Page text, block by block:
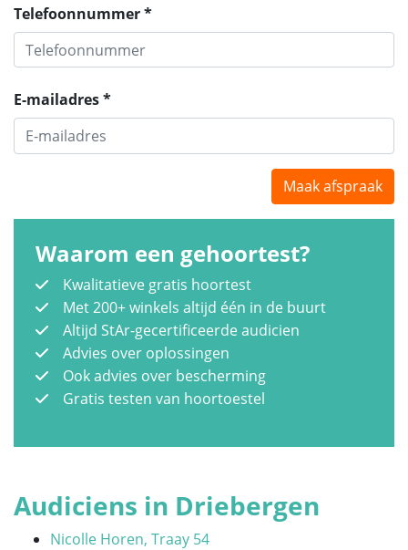
Telefoonnummer *
E-mailadres *
Maak afspraak
Waarom een gehoortest?
Kwalitatieve gratis hoortest
Met 200+ winkels altijd één in de buurt
Altijd StAr-gecertificeerde audicien
Advies over oplossingen
Ook advies over bescherming
Gratis testen van hoortoestel
Audiciens in Driebergen
Nicolle Horen, Traay 54